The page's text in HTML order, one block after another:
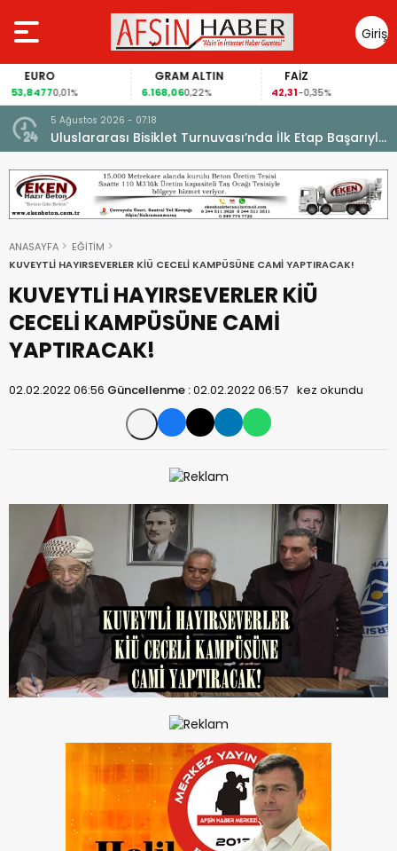
Giriş
Yap
EURO
53,84770,01%
GRAM ALTIN
6.168,060,22%
FAİZ
42,31-0,35%
5 Ağustos 2026 - 07:18
Uluslararası Bisiklet Turnuvası’nda İlk Etap Başarıyla
Tamamlandı.
ANASAYFA
EĞİTİM
KUVEYTLİ HAYIRSEVERLER KİÜ CECELİ KAMPÜSÜNE CAMİ YAPTIRACAK!
KUVEYTLİ HAYIRSEVERLER KİÜ
CECELİ KAMPÜSÜNE CAMİ
YAPTIRACAK!
02.02.2022 06:56 Güncellenme :02.02.2022 06:57 kez okundu